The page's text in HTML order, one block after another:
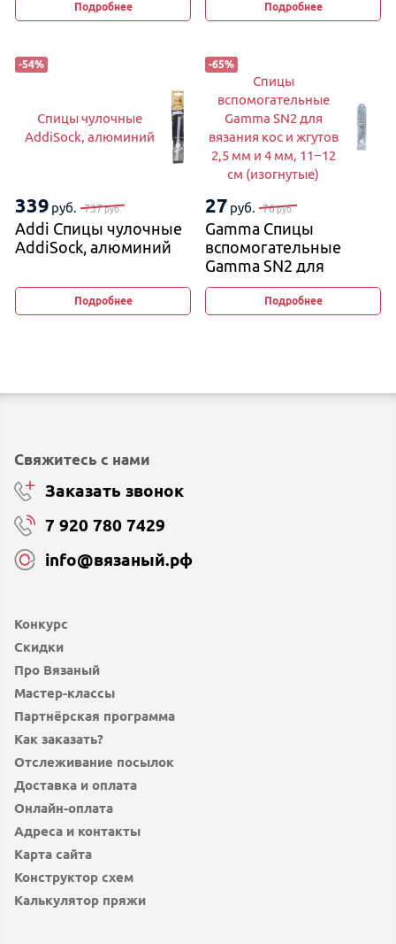
Подробнее Подробнее
-54%
Спицы чулочные
AddiSock, алюминий
339 руб. 737руб.
Addi Спицы чулочные
AddiSock, алюминий
Подробнее
-65%
Спицы
вспомогательные
Gamma SN2 для
вязания кос и жгутов
2,5 мм и 4 мм, 11−12
см (изогнутые)
27 руб. 76руб.
Gamma Спицы
вспомогательные
Gamma SN2 для
вязания кос и жгутов
2,5 мм и 4 мм, 11−12 см
Подробнее
Конкурс
Скидки
Про Вязаный
Мастер-классы
Партнёрская программа
Как заказать?
Отслеживание посылок
Доставка и оплата
Онлайн-оплата
Адреса и контакты
Карта сайта
Конструктор схем
Калькулятор пряжи
Свяжитесь с нами
Заказать звонок
7 920 780 7429
info@вязаный.рф